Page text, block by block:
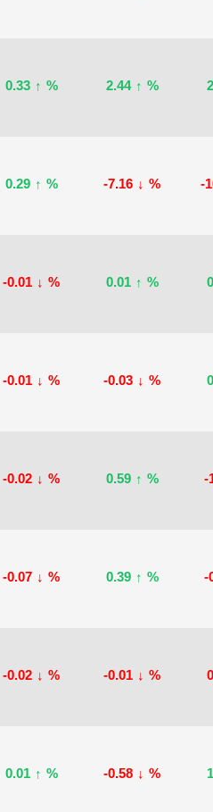
0.33 ↑ % 2.44 ↑ %
0.29 ↑ % -7.16 ↓ % -
-0.01 ↓ % 0.01 ↑ %
-0.01 ↓ % -0.03 ↓ %
-0.02 ↓ % 0.59 ↑ % -
-0.07 ↓ % 0.39 ↑ % -
-0.02 ↓ % -0.01 ↓ %
0.01 ↑ % -0.58 ↓ %